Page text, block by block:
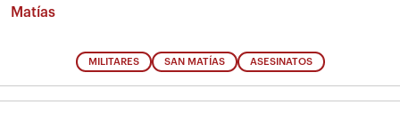
Matías
MILITARES SAN MATÍAS ASESINATOS